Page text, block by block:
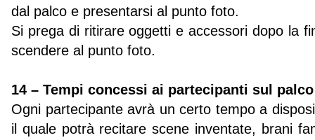
dal palco e presentarsi al punto foto.
Si prega di ritirare oggetti e accessori dopo la
scendere al punto foto.
14 – Tempi concessi ai partecipanti sul
Ogni partecipante avrà un certo tempo a
il quale potrà recitare scene inventate, brani